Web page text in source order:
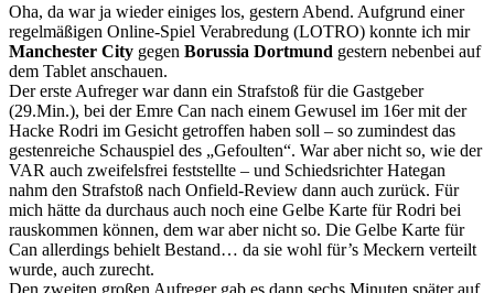
Oha, da war ja wieder einiges los, gestern Abend. Aufgrund einer
regelmäßigen Online-Spiel Verabredung (LOTRO) konnte ich mir
Manchester City gegen Borussia Dortmund gestern nebenbei auf
dem Tablet anschauen.
Der erste Aufreger war dann ein Strafstoß für die Gastgeber
(29.Min.), bei der Emre Can nach einem Gewusel im 16er mit der
Hacke Rodri im Gesicht getroffen haben soll – so zumindest das
gestenreiche Schauspiel des „Gefoulten“. War aber nicht so, wie der
VAR auch zweifelsfrei feststellte – und Schiedsrichter Hategan
nahm den Strafstoß nach Onfield-Review dann auch zurück. Für
mich hätte da durchaus auch noch eine Gelbe Karte für Rodri bei
rauskommen können, dem war aber nicht so. Die Gelbe Karte für
Can allerdings behielt Bestand… da sie wohl für’s Meckern verteilt
wurde, auch zurecht.
Den zweiten großen Aufreger gab es dann sechs Minuten später auf